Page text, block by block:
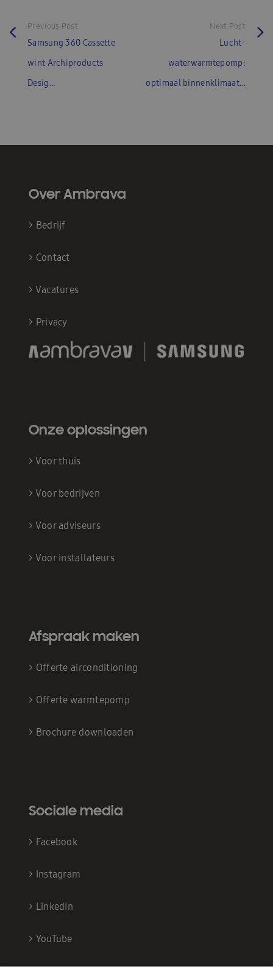
Previous Post
Samsung 360 Cassette
wint Archiproducts
Desig...
Next Post
Lucht-
waterwarmtepomp:
optimaal binnenklimaat...
Over Ambrava
> Bedrijf
> Contact
> Vacatures
> Privacy
Onze oplossingen
> Voor thuis
> Voor bedrijven
> Voor adviseurs
> Voor installateurs
Afspraak maken
> Offerte airconditioning
> Offerte warmtepomp
> Brochure downloaden
Sociale media
> Facebook
> Instagram
> LinkedIn
> YouTube